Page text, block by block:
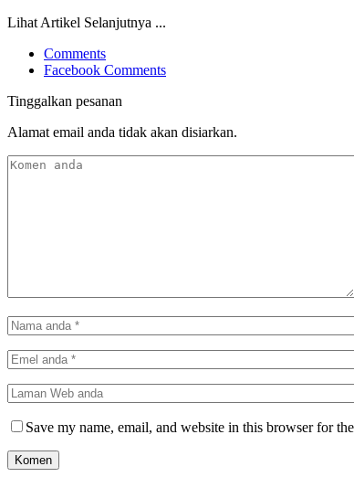
Lihat Artikel Selanjutnya ...
Comments
Facebook Comments
Tinggalkan pesanan
Alamat email anda tidak akan disiarkan.
Save my name, email, and website in this browser for